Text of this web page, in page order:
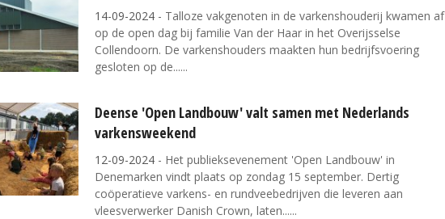
14-09-2024 - Talloze vakgenoten in de varkenshouderij kwamen af
op de open dag bij familie Van der Haar in het Overijsselse
Collendoorn. De varkenshouders maakten hun bedrijfsvoering
gesloten op de...
Deense 'Open Landbouw' valt samen met Nederlands
varkensweekend
12-09-2024 - Het publieksevenement 'Open Landbouw' in
Denemarken vindt plaats op zondag 15 september. Dertig
coöperatieve varkens- en rundveebedrijven die leveren aan
vleesverwerker Danish Crown, laten...